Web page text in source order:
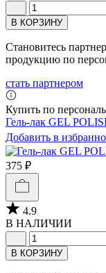
В КОРЗИНУ
Становитесь
продукцию по
стать партнером
Купить по
Гель-лак GEL
Добавить в
375 ₽
4.9
В НАЛИЧИИ
В КОРЗИНУ